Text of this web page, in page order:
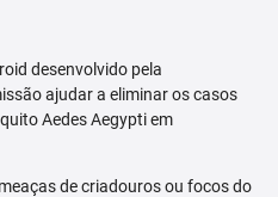
desenvolvido pela
ajudar a eliminar os casos
Aedes Aegypti em
de criadouros ou focos do